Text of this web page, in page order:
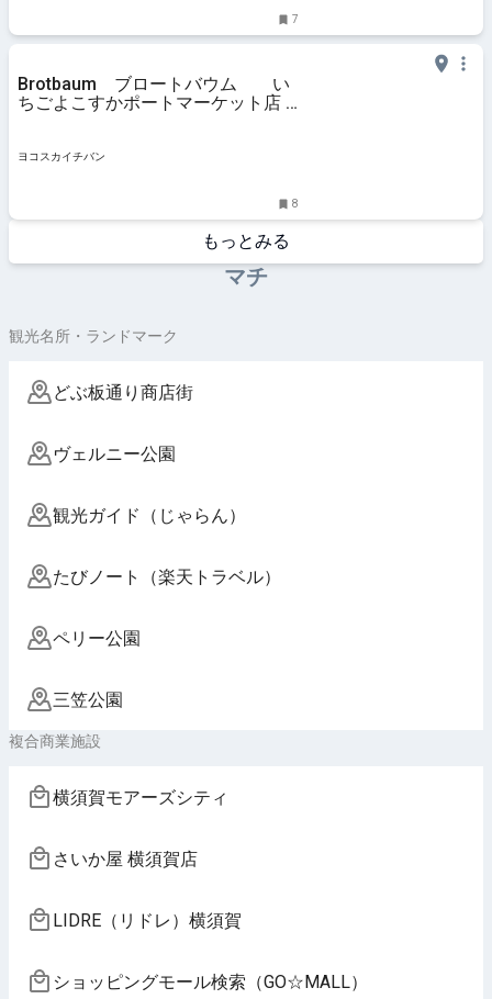
7
Brotbaum ブロートバウム い
ちごよこすかポートマーケット店 -
ン
ヨコスカイチバン
8
もっとみる
マチ
観光名所・ランドマーク
どぶ板通り商店街
ヴェルニー公園
観光ガイド（じゃらん）
たびノート（楽天トラベル）
ペリー公園
三笠公園
複合商業施設
横須賀モアーズシティ
さいか屋 横須賀店
LIDRE（リドレ）横須賀
ショッピングモール検索（GO☆MALL）